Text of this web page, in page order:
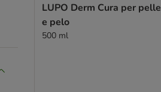
LUPO Derm Cura per pelle
e pelo
500 ml